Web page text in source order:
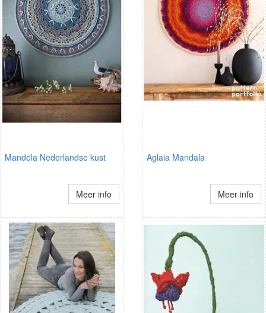
Mandela Nederlandse kust
Meer info
Aglaia Mandala
Meer info